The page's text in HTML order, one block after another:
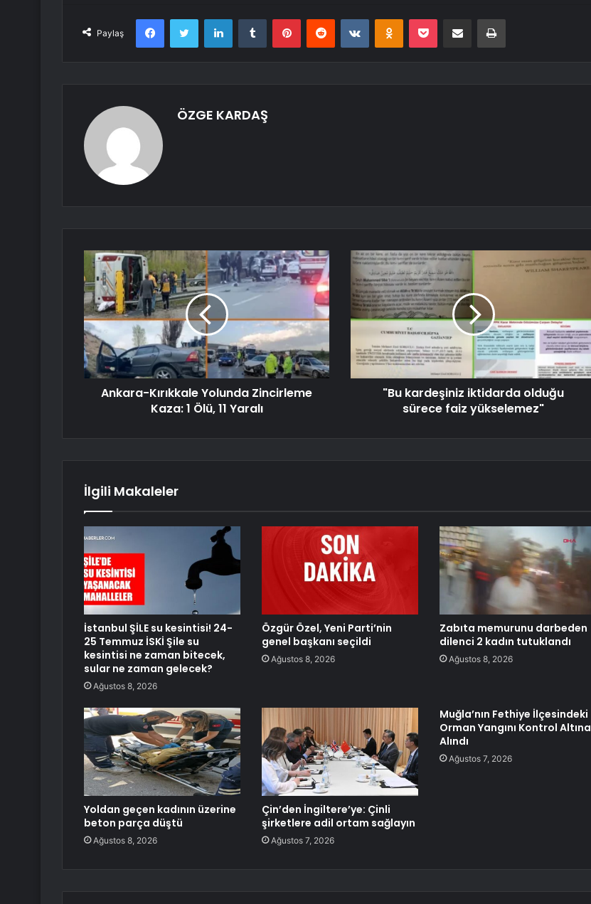
Paylaş
FacebookTwitter LinkedInTumblr PinterestReddit VKontakteOdnoklassniki
Pocket E-Posta ile paylaş Yazdır
ÖZGE KARDAŞ
Ankara-Kırıkkale Yolunda Zincirleme
Kaza: 1 Ölü, 11 Yaralı
"Bu kardeşiniz iktidarda olduğu
sürece faiz yükselemez"
İlgili Makaleler
İstanbul ŞİLE su kesintisi! 24-
25 Temmuz İSKİ Şile su
kesintisi ne zaman bitecek,
sular ne zaman gelecek?
Ağustos 8, 2026
Özgür Özel, Yeni Parti’nin
genel başkanı seçildi
Ağustos 8, 2026
Zabıta memurunu darbeden
dilenci 2 kadın tutuklandı
Ağustos 8, 2026
Yoldan geçen kadının üzerine
beton parça düştü
Ağustos 8, 2026
Çin’den İngiltere’ye: Çinli
şirketlere adil ortam sağlayın
Ağustos 7, 2026
Muğla’nın Fethiye İlçesindeki
Orman Yangını Kontrol Altına
Alındı
Ağustos 7, 2026